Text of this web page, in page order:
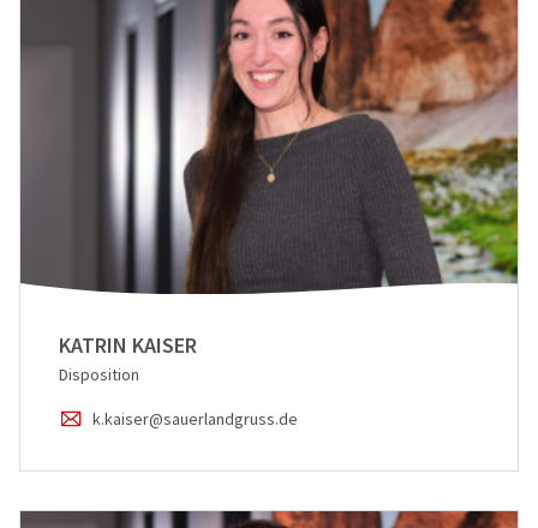
KATRIN KAISER
Disposition
k.kaiser@sauerlandgruss.de